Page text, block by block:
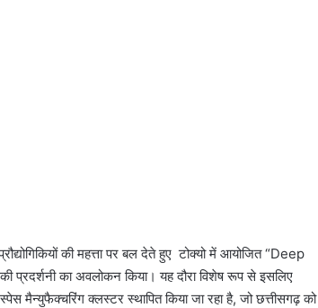
की महत्ता पर बल देते हुए टोक्यो में आयोजित “Deep
का अवलोकन किया। यह दौरा विशेष रूप से इसलिए
मैन्युफैक्चरिंग क्लस्टर स्थापित किया जा रहा है, जो छत्तीसगढ़ को